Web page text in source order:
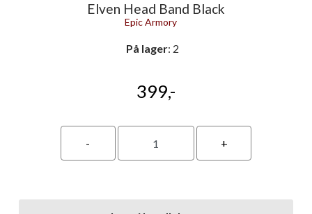
Elven Head Band Black
Epic Armory
På lager: 2
399,-